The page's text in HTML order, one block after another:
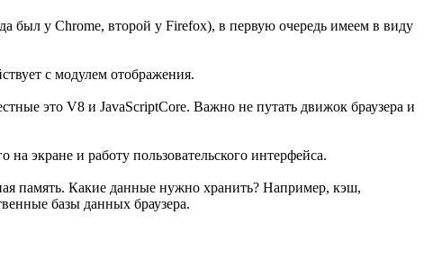
был у Chrome, второй у Firefox), в первую очередь имеем в виду
с модулем отображения.
это V8 и JavaScriptCore. Важно не путать движок браузера и
на экране и работу пользовательского интерфейса.
память. Какие данные нужно хранить? Например, кэш,
базы данных браузера.